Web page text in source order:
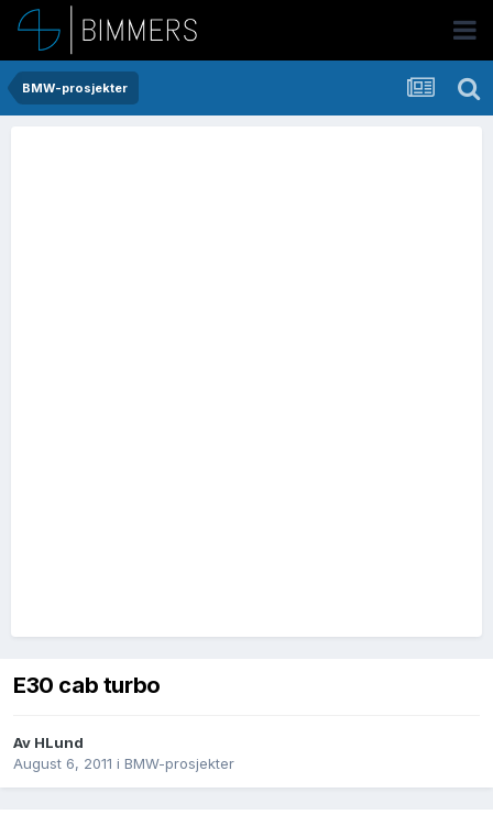
BMW-prosjekter
E30 cab turbo
Av HLund
August 6, 2011 i BMW-prosjekter